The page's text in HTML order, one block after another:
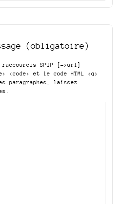
(obligatoire)
SPIP
[->url]
<code>
et le code HTML <q>
paragraphes, laissez